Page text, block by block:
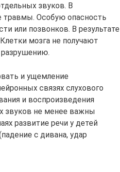
звуков. В
травмы. Особую опасность
или позвонков. В результате
мозга не получают
разрушению.
и ущемление
связях слухового
и воспроизведения
звуков не менее важны
развитие речи у детей
с дивана, удар